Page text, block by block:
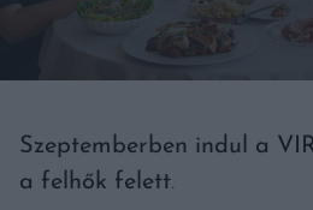
Szeptemberben indul a
a felhők felett.